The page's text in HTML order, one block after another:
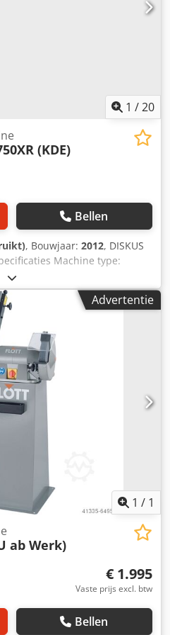
Revisie van alle units met
1 /20
(KDE)
Bellen
, Bouwjaar: 2012, DISKUS
Machine type:
Model: DDS 750 XR
Maximale slijpbreedte
materiaaldikte (doorvoer): 30
300 mm
80 mm Slijpspil 1
48 kW Maximale
m/s Koelmiddeltoevoer: via
aanvoer
min tot 240 mm/min
D CNC Totale
Chsdpfowwrqcex Aa Usa
ca. 5.000 mm
centrale smering,
Advertentie
1 / 1
ab Werk)
€ 1.995
Vaste prijs excl. btw
Bellen